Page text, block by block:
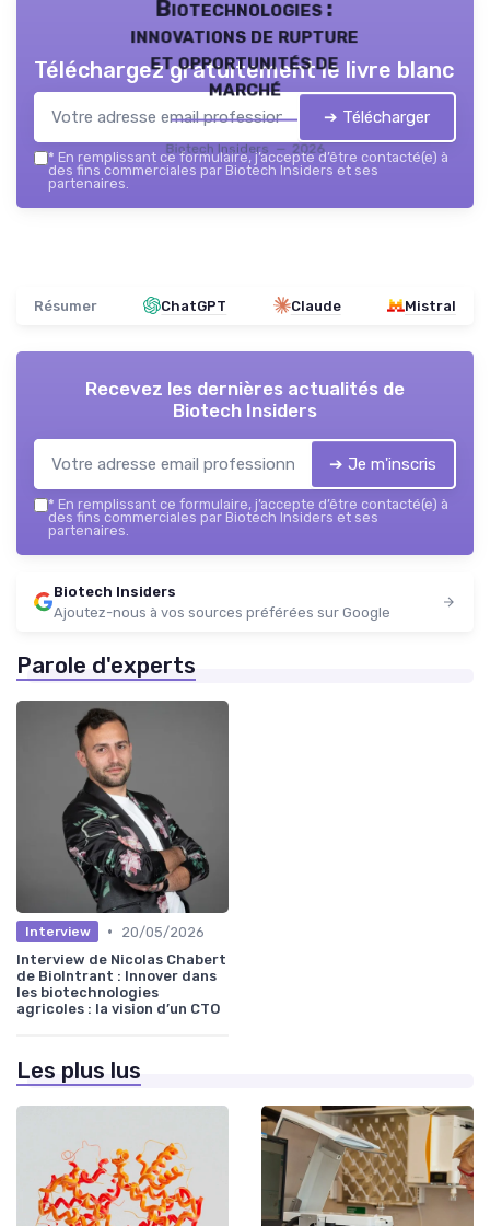
Biotechnologies :
innovations de rupture
et opportunités de
marché
Biotech Insiders — 2026
Téléchargez gratuitement le livre blanc
➔ Télécharger
* En remplissant ce formulaire, j’accepte d’être contacté(e) à
des fins commerciales par Biotech Insiders et ses
partenaires.
Résumer ChatGPT Claude Mistral
Recevez les dernières actualités de
Biotech Insiders
➔ Je m'inscris
* En remplissant ce formulaire, j’accepte d’être contacté(e) à
des fins commerciales par Biotech Insiders et ses
partenaires.
Biotech Insiders
Ajoutez-nous à vos sources préférées sur Google
Parole d'experts
Interview •
20/05/2026
Interview de Nicolas Chabert
de BioIntrant : Innover dans
les biotechnologies
agricoles : la vision d’un CTO
Les plus lus